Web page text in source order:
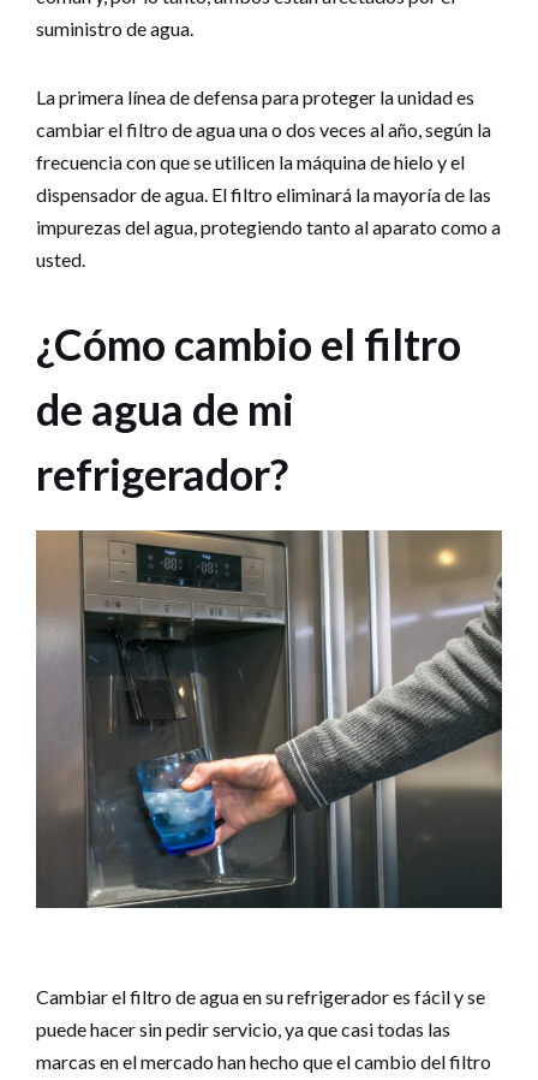
suministro de agua.
La primera línea de defensa para proteger la unidad es
cambiar el filtro de agua una o dos veces al año, según la
frecuencia con que se utilicen la máquina de hielo y el
dispensador de agua. El filtro eliminará la mayoría de las
impurezas del agua, protegiendo tanto al aparato como a
usted.
¿Cómo cambio el filtro
de agua de mi
refrigerador?
Cambiar el filtro de agua en su refrigerador es fácil y se
puede hacer sin pedir servicio, ya que casi todas las
marcas en el mercado han hecho que el cambio del filtro